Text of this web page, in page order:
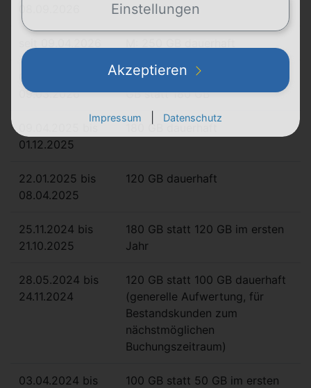
09.02.2026 bis
09.03.2026
XS: 40 GB statt 20 GB, M: 240
GB statt 180 GB
01.12.2025
180 GB dauerhaft
22.01.2025 bis
08.04.2025
120 GB dauerhaft
25.11.2024 bis
21.10.2025
180 GB statt 120 GB im ersten
Jahr
28.05.2024 bis
24.11.2024
120 GB statt 100 GB dauerhaft
(generelle Aufwertung, für
Bestandskunden zum
nächstmöglichen
Buchungszeitraum)
03.04.2024 bis
100 GB statt 50 GB im ersten
Einstellungen
Akzeptieren
Impressum Datenschutz